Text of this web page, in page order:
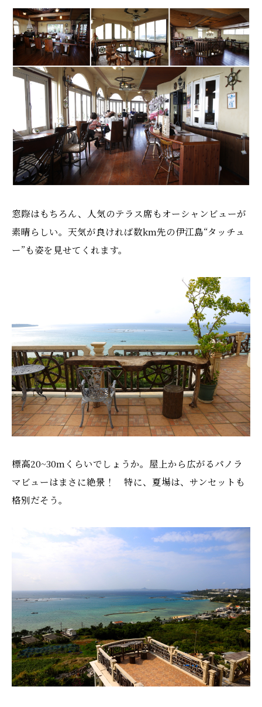
窓際はもちろん、人気のテラス席もオーシャンビューが
素晴らしい。天気が良ければ数km先の伊江島“タッチュ
ー”も姿を見せてくれます。
標高20~30mくらいでしょうか。屋上から広がるパノラ
マビューはまさに絶景！ 特に、夏場は、サンセットも
格別だそう。